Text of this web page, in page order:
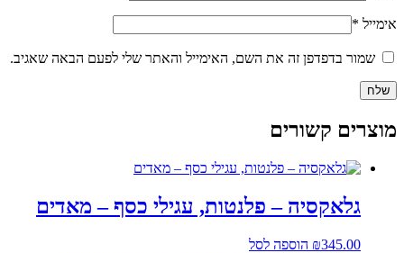
אימייל*
שמור בדפדפן זה את השם, האימייל והאתר שלי לפעם הבאה שאגיב.
מוצרים קשורים
גלאקסיה – פלנטות, עגילי כסף – מאדים
₪345.00 הוספה לסל